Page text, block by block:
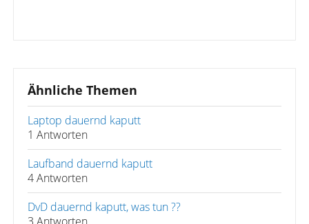
Ähnliche Themen
Laptop dauernd kaputt
1 Antworten
Laufband dauernd kaputt
4 Antworten
DvD dauernd kaputt, was tun ??